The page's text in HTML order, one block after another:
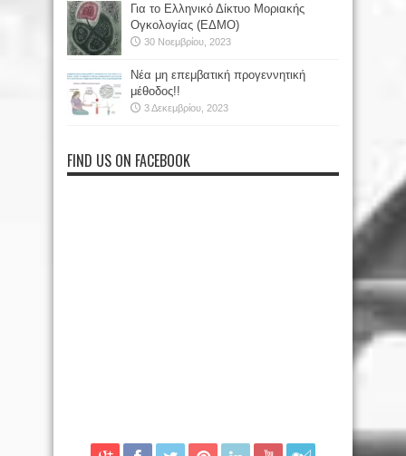
Για το Ελληνικό Δίκτυο Μοριακής
Ογκολογίας (ΕΔΜΟ)
30 Νοεμβρίου, 2023
Νέα μη επεμβατική προγεννητική
μέθοδος!!
3 Δεκεμβρίου, 2023
FIND US ON FACEBOOK